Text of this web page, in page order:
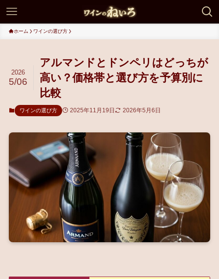
ホーム ワインの選び方
アルマンドとドンペリはどっちが
高い？価格帯と選び方を予算別に
比較
2026
5/06
ワインの選び方 2025年11月19日 2026年5月6日